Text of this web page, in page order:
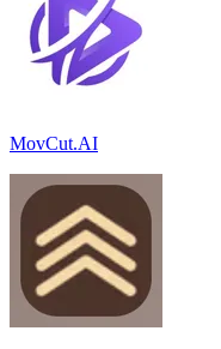
MovCut.AI